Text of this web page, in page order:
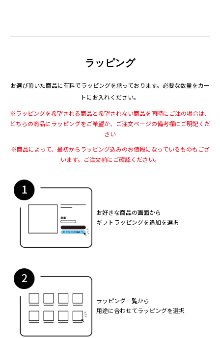
ラッピング
お選び頂いた商品に有料でラッピングを承っております。 必要な数量をカー
トにお入れください。
※ラッピングを希望される商品と希望されない商品を同時にご注の場合は、
どちらの商品にラッピングをご希望か、ご注文ページの備考欄にご明記くだ
さい
※商品によって、最初からラッピング込みのお値段になっているものもござ
います。 ご注文前にご確認ください。
お好きな商品の画面から
ギフトラッピングを追加を選択
ラッピング一覧から
用途に合わせてラッピングを選択